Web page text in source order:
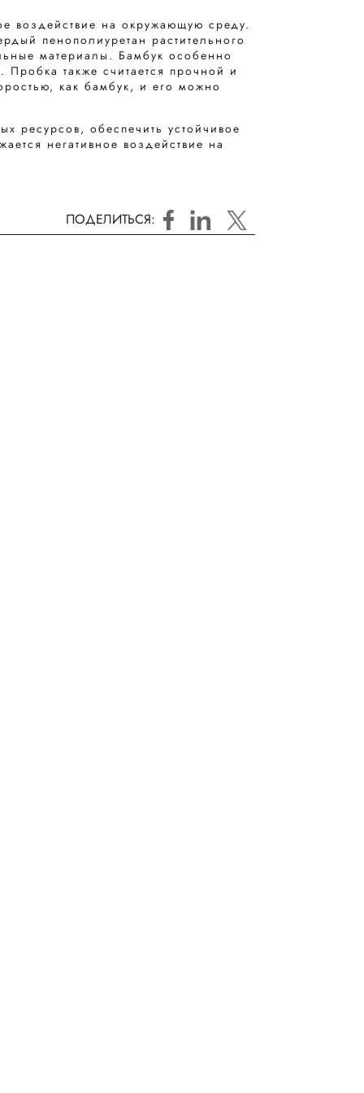
воздействие на окружающую среду.
пенополиуретан растительного
материалы. Бамбук особенно
также считается прочной и
как бамбук, и его можно
ресурсов, обеспечить устойчивое
негативное воздействие на
ПОДЕЛИТЬСЯ: